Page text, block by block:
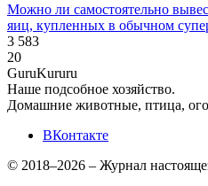
Можно ли самостоятельно
яиц, купленных в обычном
3 583
20
GuruKururu
Наше подсобное хозяйство.
Домашние животные, птица,
ВКонтакте
© 2018–2026 – Журнал